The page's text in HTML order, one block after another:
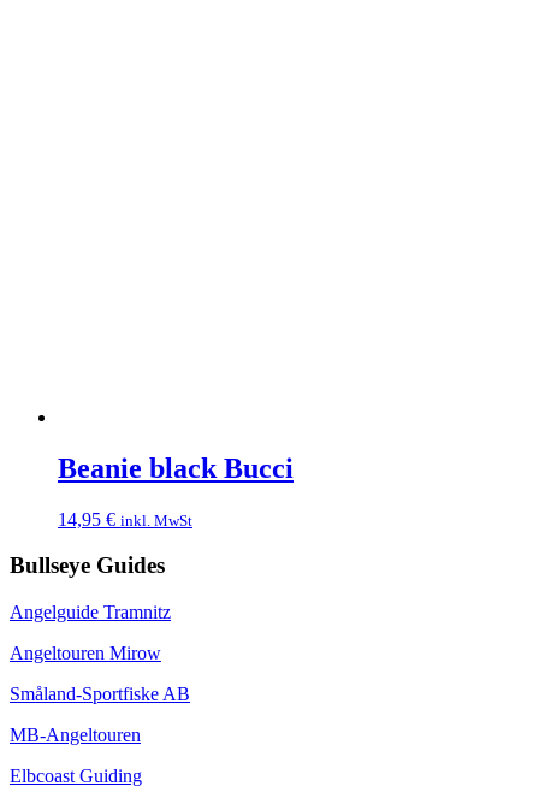
Beanie black Bucci
14,95 € inkl. MwSt
Bullseye Guides
Angelguide Tramnitz
Angeltouren Mirow
Småland-Sportfiske AB
MB-Angeltouren
Elbcoast Guiding